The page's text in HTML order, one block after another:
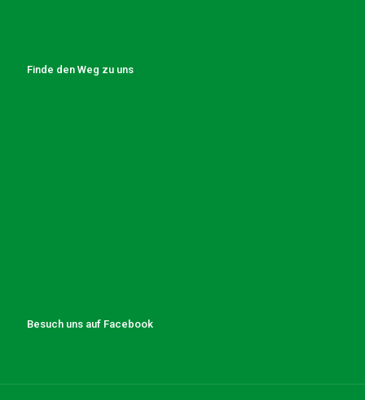
Finde den Weg zu uns
Besuch uns auf Facebook